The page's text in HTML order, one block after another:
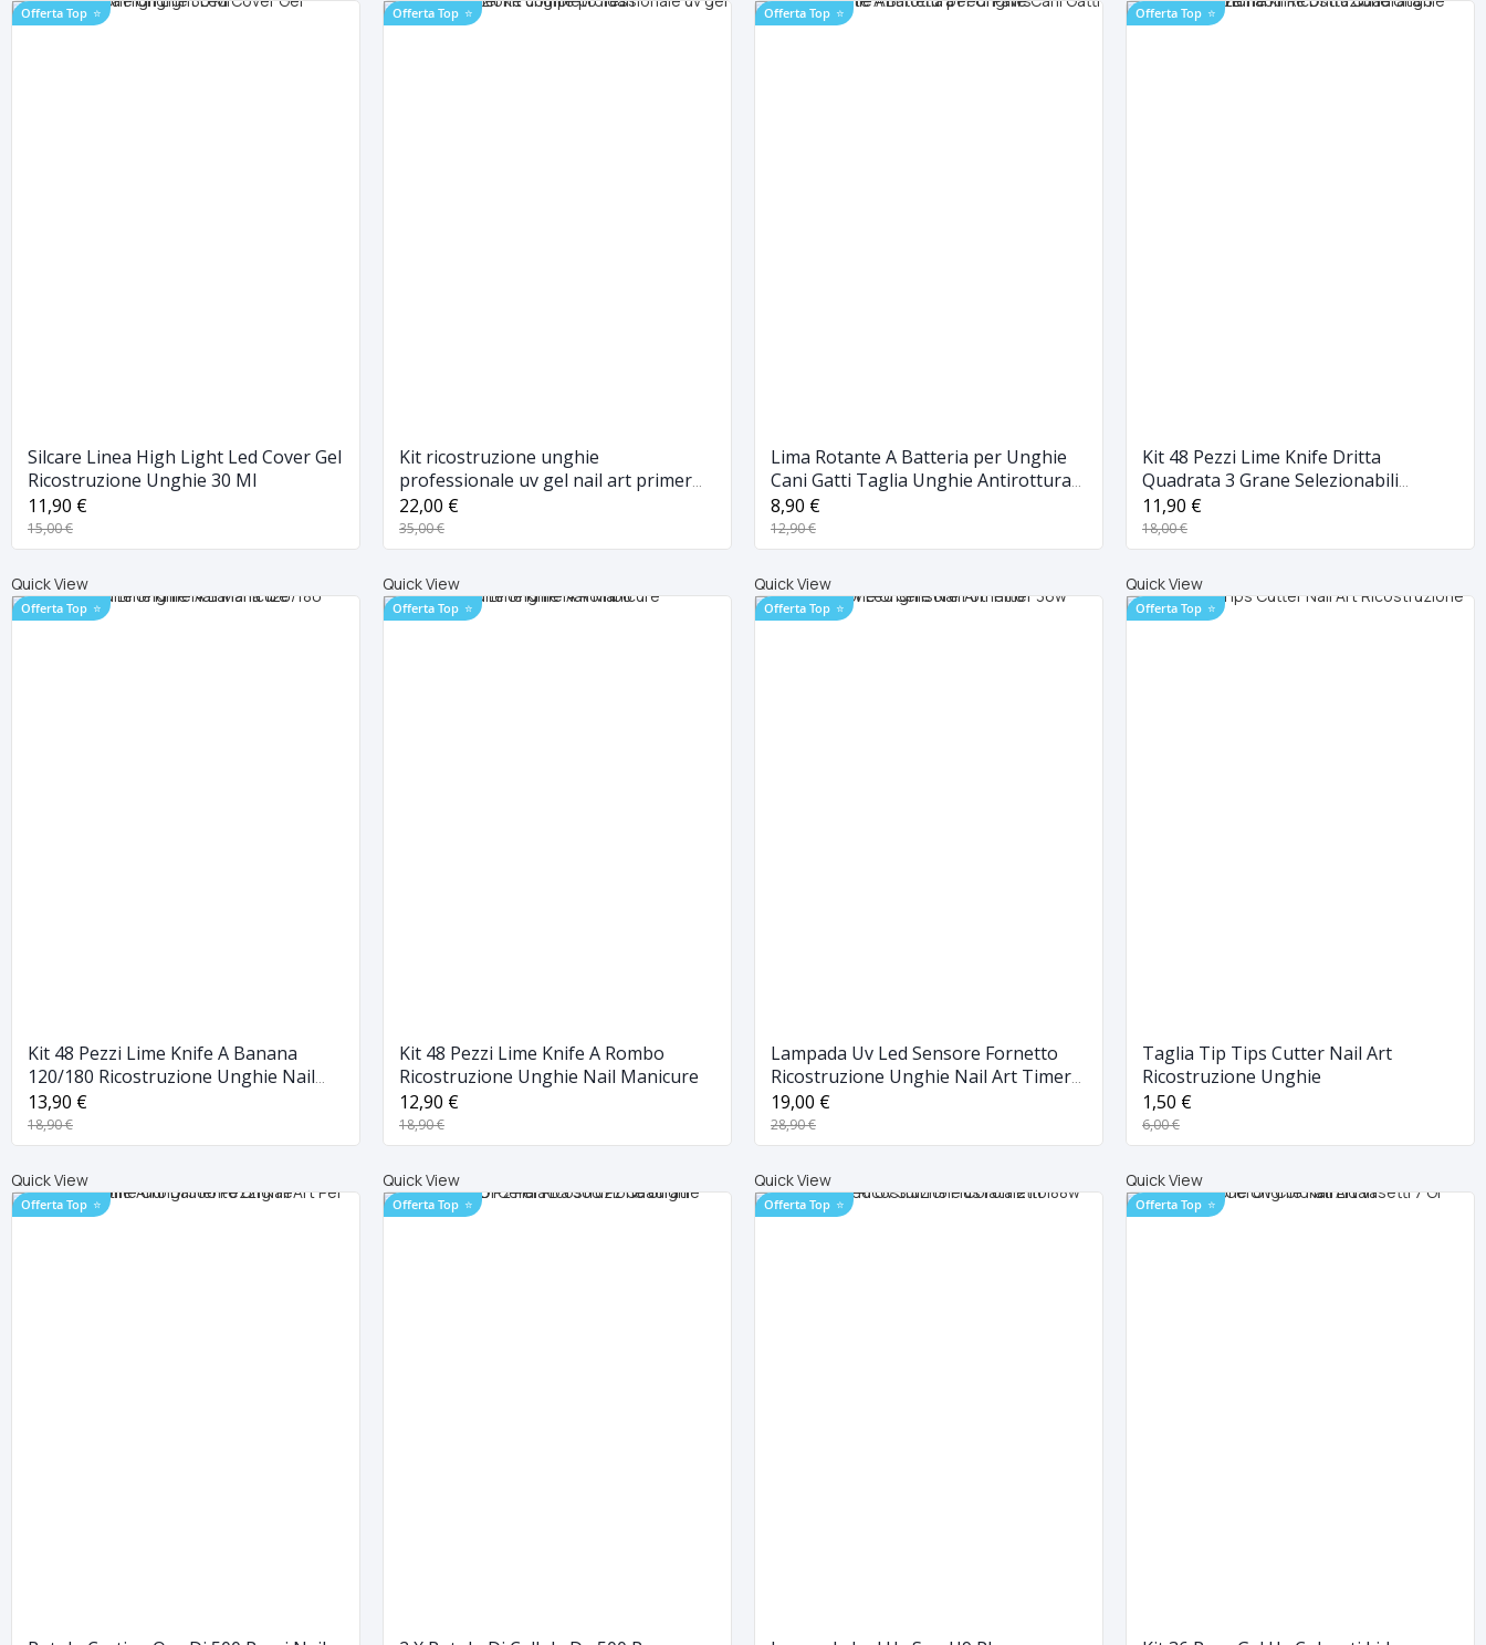
Offerta Top ⭐
Silcare Linea High Light Led Cover Gel
Ricostruzione Unghie 30 Ml
11,90 €
15,00 €
Quick View
Offerta Top ⭐
Kit ricostruzione unghie
professionale uv gel nail art primer
kit completo lidan
22,00 €
35,00 €
Quick View
Offerta Top ⭐
Lima Rotante A Batteria per Unghie
Cani Gatti Taglia Unghie Antirottura
Pedi Paws
8,90 €
12,90 €
Quick View
Offerta Top ⭐
Kit 48 Pezzi Lime Knife Dritta
Quadrata 3 Grane Selezionabili
Ricostruzione Unghie Nail Manicure
11,90 €
18,00 €
Quick View
Offerta Top ⭐
Kit 48 Pezzi Lime Knife A Banana
120/180 Ricostruzione Unghie Nail
Manicure
13,90 €
18,90 €
Quick View
Offerta Top ⭐
Kit 48 Pezzi Lime Knife A Rombo
Ricostruzione Unghie Nail Manicure
12,90 €
18,90 €
Quick View
Offerta Top ⭐
Lampada Uv Led Sensore Fornetto
Ricostruzione Unghie Nail Art Timer
36w Diamante
19,00 €
28,90 €
Quick View
Offerta Top ⭐
Taglia Tip Tips Cutter Nail Art
Ricostruzione Unghie
1,50 €
6,00 €
Quick View
Offerta Top ⭐ Offerta Top ⭐ Offerta Top ⭐ Offerta Top ⭐